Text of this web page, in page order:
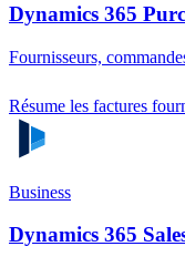
Dynamics 365
Fournisseurs,
Résume les factures
Business
Dynamics 365